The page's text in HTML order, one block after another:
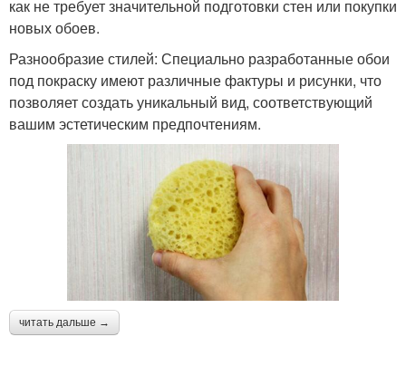
как не требует значительной подготовки стен или покупки
новых обоев.
Разнообразие стилей: Специально разработанные обои
под покраску имеют различные фактуры и рисунки, что
позволяет создать уникальный вид, соответствующий
вашим эстетическим предпочтениям.
читать дальше →